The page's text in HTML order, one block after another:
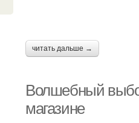
читать дальше →
Волшебный
магазине